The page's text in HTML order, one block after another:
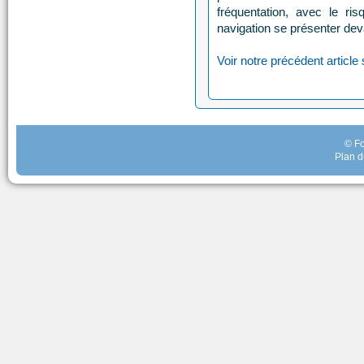
fréquentation, avec le
navigation se présenter
Voir notre précédent article
©
Plan